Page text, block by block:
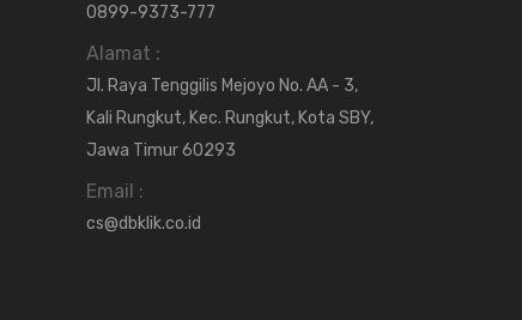
0899-9373-777
Alamat :
Jl. Raya Tenggilis Mejoyo No. AA - 3,
Kali Rungkut, Kec. Rungkut, Kota SBY,
Jawa Timur 60293
Email :
cs@dbklik.co.id